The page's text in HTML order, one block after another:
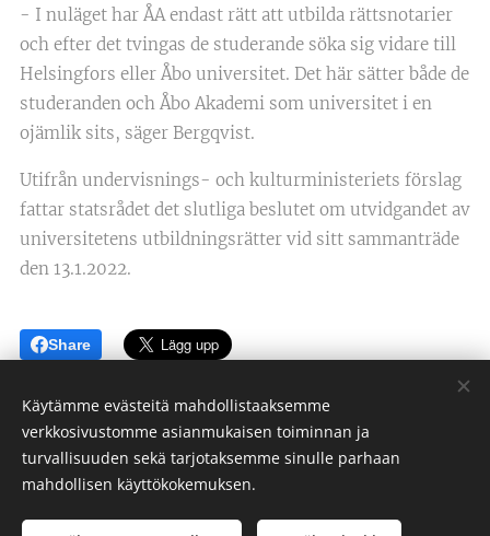
- I nuläget har ÅA endast rätt att utbilda rättsnotarier
och efter det tvingas de studerande söka sig vidare till
Helsingfors eller Åbo universitet. Det här sätter både de
studeranden och Åbo Akademi som universitet i en
ojämlik sits, säger Bergqvist.
Utifrån undervisnings- och kulturministeriets förslag
fattar statsrådet det slutliga beslutet om utvidgandet av
universitetens utbildningsrätter vid sitt sammanträde
den 13.1.2022.
Share
Cookies
Käytämme evästeitä mahdollistaaksemme
verkkosivustomme asianmukaisen toiminnan ja
turvallisuuden sekä tarjotaksemme sinulle parhaan
mahdollisen käyttökokemuksen.